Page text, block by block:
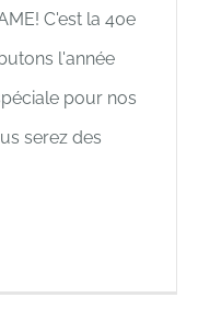
C'est la 40e
l'année
pour nos
serez des